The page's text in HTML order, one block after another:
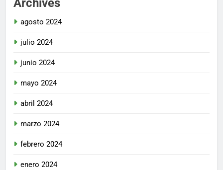
Archives
agosto 2024
julio 2024
junio 2024
mayo 2024
abril 2024
marzo 2024
febrero 2024
enero 2024